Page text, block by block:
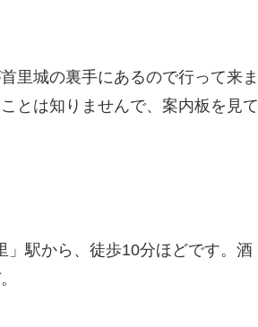
里城の裏手にあるので行って来ま
とは知りませんで、案内板を見て
」駅から、徒歩10分ほどです。酒